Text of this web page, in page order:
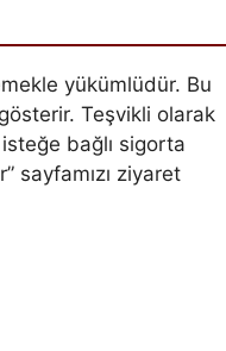
yükümlüdür. Bu
Teşvikli olarak
bağlı sigorta
sayfamızı ziyaret